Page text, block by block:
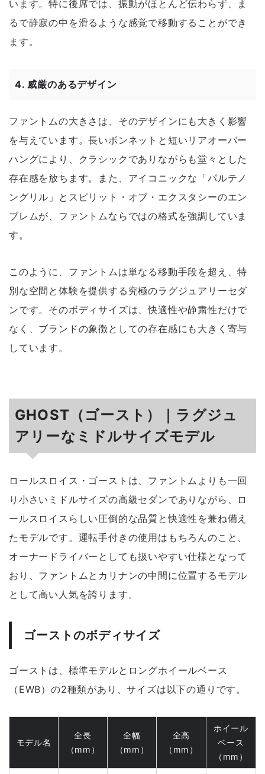
います。特に後席では、振動がほとんど伝わらず、ま
るで静寂の中を滑るような感覚で移動することができ
ます。
4.威厳のあるデザイン
ファントムの大きさは、そのデザインにも大きく影響
を与えています。長いボンネットと短いリアオーバー
ハングにより、クラシックでありながらも堂々とした
存在感を放ちます。また、アイコニックな「パルテノ
ングリル」とスピリット・オブ・エクスタシーのエン
ブレムが、ファントムならではの格式を強調していま
す。
このように、ファントムは単なる移動手段を超え、特
別な空間と体験を提供する究極のラグジュアリーセダ
ンです。そのボディサイズは、快適性や静粛性だけで
なく、ブランドの象徴としての存在感にも大きく寄与
しています。
GHOST（ゴースト）｜ラグジュ
アリーなミドルサイズモデル
ロールスロイス・ゴーストは、ファントムよりも一回
り小さいミドルサイズの高級セダンでありながら、ロ
ールスロイスらしい圧倒的な品質と快適性を兼ね備え
たモデルです。運転手付きの使用はもちろんのこと、
オーナードライバーとしても扱いやすい仕様となって
おり、ファントムとカリナンの中間に位置するモデル
として高い人気を誇ります。
ゴーストのボディサイズ
ゴーストは、標準モデルとロングホイールベース
（EWB）の2種類があり、サイズは以下の通りです。
モデル名
全長
（mm）
全幅
（mm）
全高
（mm）
ホイール
ベース
（mm）